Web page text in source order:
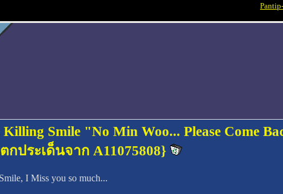
Smile "No Min Woo... Please Come
กประเด็นจาก A11075808}
I Miss you so much...